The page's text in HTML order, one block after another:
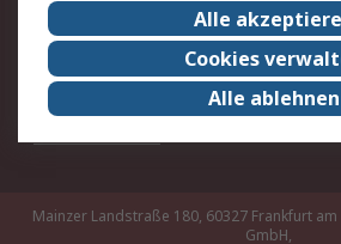
Unternehmen
RS
Karriere bei RS
Qualität/Umwelt/Zertifikate
Mainzer Landstraße 180, 60327 Frankfurt am
GmbH,
Alle
Cookies
Alle ablehnen